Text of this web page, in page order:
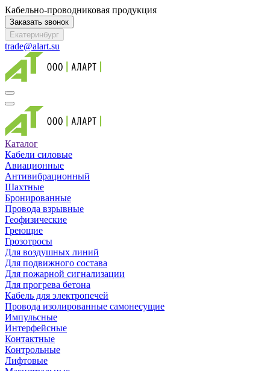
Кабельно-проводниковая продукция
Заказать звонок
Екатеринбург
trade@alart.su
Каталог
Кабели силовые
Авиационные
Антивибрационный
Шахтные
Бронированные
Провода взрывные
Геофизические
Греющие
Грозотросы
Для воздушных линий
Для подвижного состава
Для пожарной сигнализации
Для прогрева бетона
Кабель для электропечей
Провода изолированные самонесущие
Импульсные
Интерфейсные
Контактные
Контрольные
Лифтовые